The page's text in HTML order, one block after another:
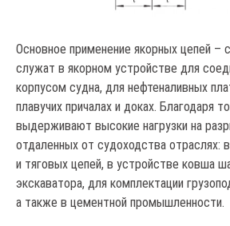
Основное применение якорных цепей –
служат в якорном устройстве для
корпусом судна, для нефтеналивных
плавучих причалах и доках. Благодаря
выдерживают высокие нагрузки на
отдаленных от судоходства отраслях:
и тяговых цепей, в устройстве ковша
экскаватора, для комплектации
а также в цементной промышленности.